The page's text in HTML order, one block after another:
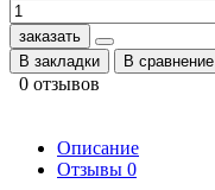
заказать
В закладки
В сравнение
0 отзывов
Описание
Отзывы 0